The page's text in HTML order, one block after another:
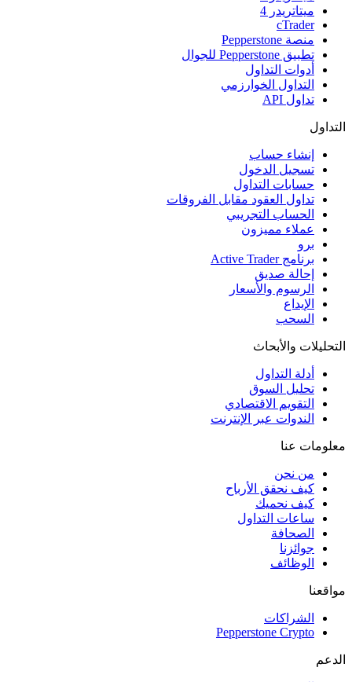
ميتاتريدر 4
cTrader
منصة Pepperstone
تطبيق Pepperstone للجوال
أدوات التداول
التداول الخوارزمي
تداول API
التداول
إنشاء حساب
تسجيل الدخول
حسابات التداول
تداول العقود مقابل الفروقات
الحساب التجريبي
عملاء مميزون
برو
برنامج Active Trader
إحالة صديق
الرسوم والأسعار
الإيداع
السحب
التحليلات والأبحاث
أدلة التداول
تحليل السوق
التقويم الاقتصادي
الندوات عبر الإنترنت
معلومات عنا
من نحن
كيف نحقق الأرباح
كيف نحميك
ساعات التداول
الصحافة
جوائزنا
الوظائف
مواقعنا
الشراكات
Pepperstone Crypto
الدعم